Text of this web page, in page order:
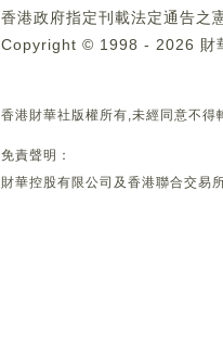
香港政府指定刊載法定通告之
Copyright © 1998 - 2026 財
香港財華社版權所有,未經同意不得
免責聲明：
財華控股有限公司及香港聯合交易